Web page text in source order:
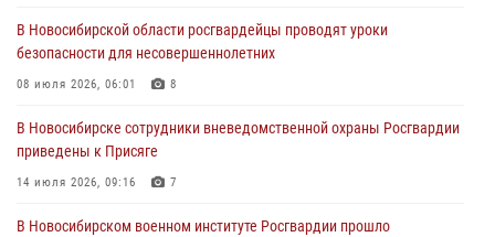
В Новосибирске сотрудниками вневедомственной охраны
Росгвардии задержан гражданин, находящийся в розыске
В Новосибирске военнослужащие отряда спецназа «Ермак»
Росгвардии провели занятия по беспарашютному десантированию
В Новосибирской области росгвардейцы проводят уроки
безопасности для несовершеннолетних
08 июля 2026, 06:01 8
В Новосибирске сотрудники вневедомственной охраны Росгвардии
приведены к Присяге
14 июля 2026, 09:16 7
В Новосибирском военном институте Росгвардии прошло